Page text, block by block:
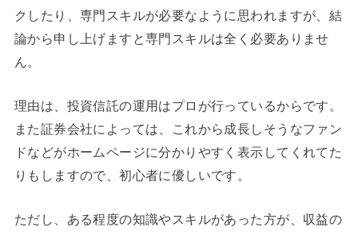
クしたり、専門スキルが必要なように思われますが、結
論から申し上げますと専門スキルは全く必要ありませ
ん。
理由は、投資信託の運用はプロが行っているからです。
また証券会社によっては、これから成長しそうなファン
ドなどがホームページに分かりやすく表示してくれてた
りもしますので、初心者に優しいです。
ただし、ある程度の知識やスキルがあった方が、収益の